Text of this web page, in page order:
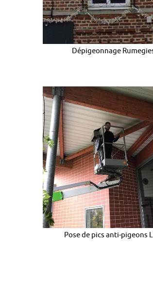
Dépigeonnage
Pose de pics anti-pigeons